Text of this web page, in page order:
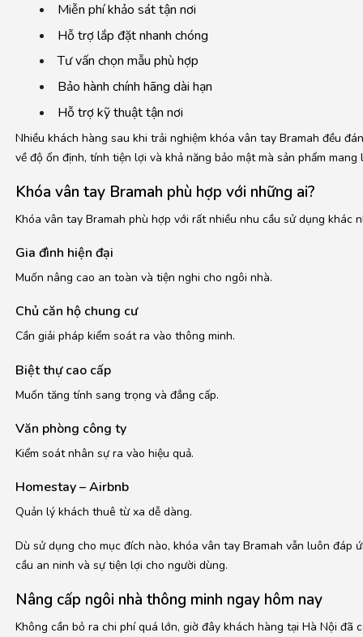
Miễn phí khảo sát tận nơi
Hỗ trợ lắp đặt nhanh chóng
Tư vấn chọn mẫu phù hợp
Bảo hành chính hãng dài hạn
Hỗ trợ kỹ thuật tận nơi
Nhiều khách hàng sau khi trải nghiệm khóa vân tay Bramah đều
về độ ổn định, tính tiện lợi và khả năng bảo mật mà sản phẩm mang
Khóa vân tay Bramah phù hợp với những ai?
Khóa vân tay Bramah phù hợp với rất nhiều nhu cầu sử dụng khác
Gia đình hiện đại
Muốn nâng cao an toàn và tiện nghi cho ngôi nhà.
Chủ căn hộ chung cư
Cần giải pháp kiểm soát ra vào thông minh.
Biệt thự cao cấp
Muốn tăng tính sang trọng và đẳng cấp.
Văn phòng công ty
Kiểm soát nhân sự ra vào hiệu quả.
Homestay – Airbnb
Quản lý khách thuê từ xa dễ dàng.
Dù sử dụng cho mục đích nào, khóa vân tay Bramah vẫn luôn đáp
cầu an ninh và sự tiện lợi cho người dùng.
Nâng cấp ngôi nhà thông minh ngay hôm nay
Không cần bỏ ra chi phí quá lớn, giờ đây khách hàng tại Hà Nội đã